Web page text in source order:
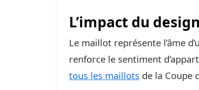
L’impact du
Le maillot représente l’âme
renforce le sentiment
tous les maillots de la Coupe